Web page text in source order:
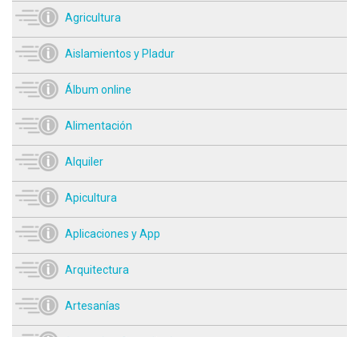
Agricultura
Aislamientos y Pladur
Álbum online
Alimentación
Alquiler
Apicultura
Aplicaciones y App
Arquitectura
Artesanías